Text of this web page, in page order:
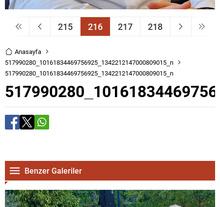
215 216 217 218
Anasayfa
517990280_10161834469756925_1342212147000809015_n
517990280_10161834469756925_1342212147000809015_n
Benzer Galeriler